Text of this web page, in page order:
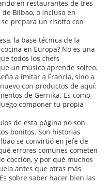
en restaurantes de tres
Bilbao, o incluso en
prepara un risotto con
, la base técnica de la
en Europa? No es una
todos los chefs
un músico aprende solfeo.
a imitar a Francia, sino a
con productos de aquí:
de Gernika. Es como
componer tu propia
de esta página no son
bonitos. Son historias
se convirtió en jefe de
errores comunes cometen
cocción, y por qué muchos
antes que otras más
sobre saber hacer bien las